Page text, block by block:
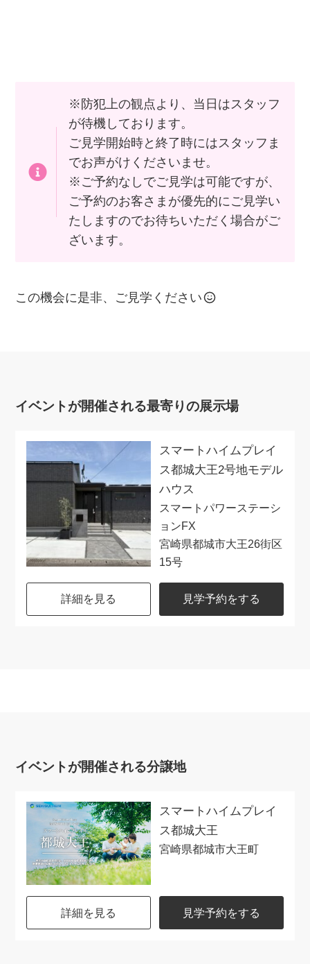
※防犯上の観点より、当日はスタッフ
が待機しております。
ご見学開始時と終了時にはスタッフま
でお声がけくださいませ。
※ご予約なしでご見学は可能ですが、
ご予約のお客さまが優先的にご見学い
たしますのでお待ちいただく場合がご
ざいます。
この機会に是非、ご見学ください
イベントが開催される最寄りの展示場
スマートハイムプレイ
ス都城大王2号地モデル
ハウス
スマートパワーステーシ
ョンFX
宮崎県都城市大王26街区
15号
詳細を見る 見学予約をする
イベントが開催される分譲地
スマートハイムプレイ
ス都城大王
宮崎県都城市大王町
詳細を見る 見学予約をする